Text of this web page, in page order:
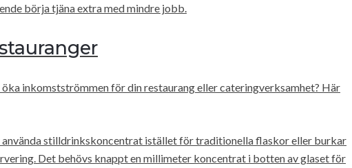
börja tjäna extra med mindre jobb.
öka inkomstströmmen för din restaurang eller cateringverksamhet? Här
använda stilldrinkskoncentrat istället för traditionella flaskor eller burkar
Det behövs knappt en millimeter koncentrat i botten av glaset för